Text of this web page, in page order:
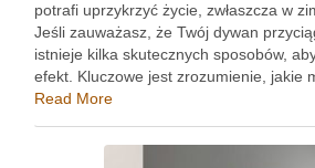
potrafi uprzykrzyć życie, zwłaszcza w
Jeśli zauważasz, że Twój dywan
istnieje kilka skutecznych sposobów,
efekt. Kluczowe jest zrozumienie, jakie
warunki atmosferyczne wpływają na
Read More